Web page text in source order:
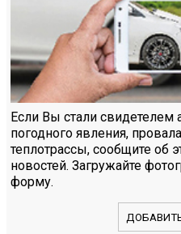
Если Вы стали свидетелем
погодного явления,
теплотрассы, сообщите об
новостей. Загружайте
форму.